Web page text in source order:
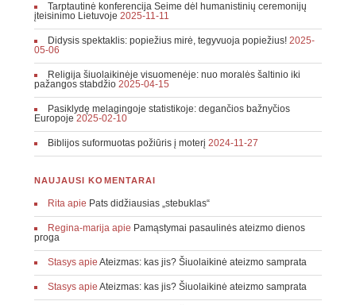
Tarptautinė konferencija Seime dėl humanistinių ceremonijų
įteisinimo Lietuvoje 2025-11-11
Didysis spektaklis: popiežius mirė, tegyvuoja popiežius! 2025-
05-06
Religija šiuolaikinėje visuomenėje: nuo moralės šaltinio iki
pažangos stabdžio 2025-04-15
Pasiklydę melagingoje statistikoje: degančios bažnyčios
Europoje 2025-02-10
Biblijos suformuotas požiūris į moterį 2024-11-27
NAUJAUSI KOMENTARAI
Ritaapie Pats didžiausias „stebuklas“
Regina-marijaapie Pamąstymai pasaulinės ateizmo dienos
proga
Stasysapie Ateizmas: kas jis? Šiuolaikinė ateizmo samprata
Stasysapie Ateizmas: kas jis? Šiuolaikinė ateizmo samprata